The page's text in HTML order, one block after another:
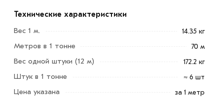
Для приобретения данной позиции, кликните мышкой
«Добавить в корзину»
контактам указанным на сайте.
интернет-магазине МЕТАЛЛ-РС действительны в
Технические характеристики
Вес 1 м.
14.35 кг
Метров в 1 тонне 70 м
Вес одной штуки (12 м) 172.2 кг
Штук в 1 тонне ≈ 6 шт
Цена указана за 1 метр